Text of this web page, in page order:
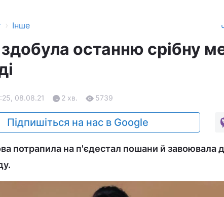
› Інше
здобула останню срібну
08.08.21 2 хв. 5739
Підпишіться на нас в Google
потрапила на п'єдестал пошани й завоювала